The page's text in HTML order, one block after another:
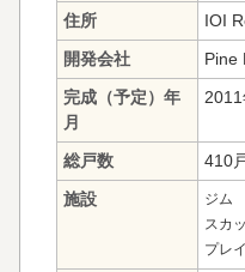
住所
IOI
開発会社
Pine
完成（予定）年
月
総戸数
410
施設
ジム
スカ
プレ